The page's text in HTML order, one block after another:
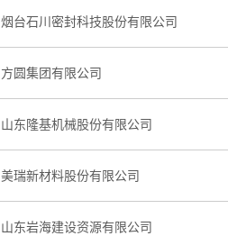
烟台石川密封科技股份有限公司
方圆集团有限公司
山东隆基机械股份有限公司
美瑞新材料股份有限公司
山东岩海建设资源有限公司